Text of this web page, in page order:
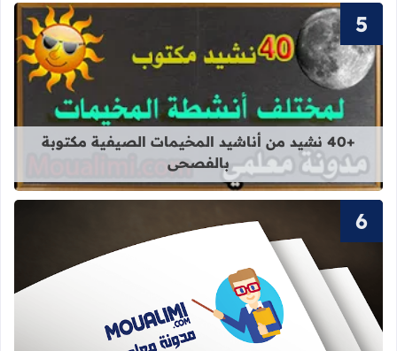
قراءة المزيد عن +40 نشيد من أناشيد المخيمات الصيفية مكتوبة بالفصحى
+40 نشيد من أناشيد المخيمات الصيفية مكتوبة
بالفصحى
قراءة المزيد عن سور القرآن الكريم